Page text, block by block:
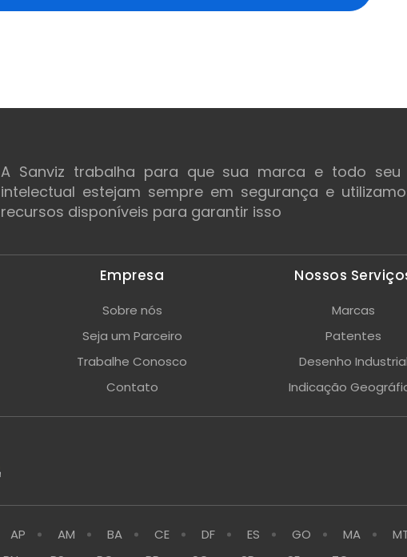
A Sanviz trabalha para que sua marca e todo seu
intelectual estejam sempre em segurança e
recursos disponíveis para garantir isso
Empresa
Sobre nós
Seja um Parceiro
Trabalhe Conosco
Contato
Nossos
Marcas
Patentes
Desenho Industrial
Indicação
AP AM BA CE DF ES GO MA